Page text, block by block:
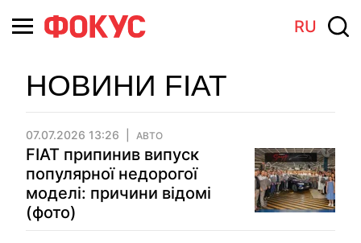
RU
НОВИНИ FIAT
07.07.2026 13:26 АВТО
FIAT припинив випуск
популярної недорогої
моделі: причини відомі
(фото)